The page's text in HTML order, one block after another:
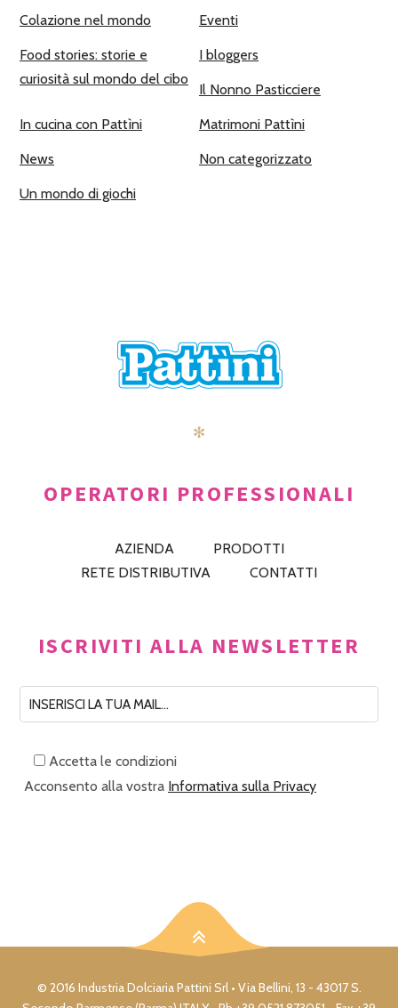
Colazione nel mondo Eventi
Food stories: storie e
curiosità sul mondo del cibo
I bloggers
Il Nonno Pasticciere
In cucina con Pattìni Matrimoni Pattìni
News Non categorizzato
Un mondo di giochi
✻
OPERATORI PROFESSIONALI
AZIENDA
PRODOTTI
RETE DISTRIBUTIVA
CONTATTI
ISCRIVITI ALLA NEWSLETTER
Accetta le condizioni
Acconsento alla vostra Informativa sulla Privacy
© 2016 Industria Dolciaria Pattini Srl • Via Bellini, 13 - 43017 S.